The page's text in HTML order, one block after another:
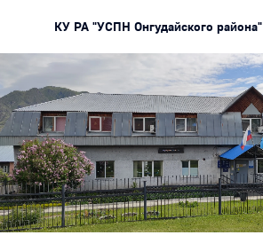
КУ РА "УСПН Онгудайского района"
Боковая панель